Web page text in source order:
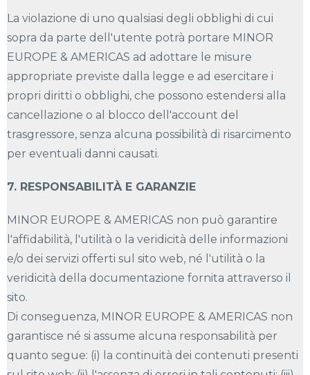
La violazione di uno qualsiasi degli obblighi di cui
sopra da parte dell'utente potrà portare MINOR
EUROPE & AMERICAS ad adottare le misure
appropriate previste dalla legge e ad esercitare i
propri diritti o obblighi, che possono estendersi alla
cancellazione o al blocco dell'account del
trasgressore, senza alcuna possibilità di risarcimento
per eventuali danni causati.
7. RESPONSABILITÀ E GARANZIE
MINOR EUROPE & AMERICAS non può garantire
l'affidabilità, l'utilità o la veridicità delle informazioni
e/o dei servizi offerti sul sito web, né l'utilità o la
veridicità della documentazione fornita attraverso il
sito.
Di conseguenza, MINOR EUROPE & AMERICAS non
garantisce né si assume alcuna responsabilità per
quanto segue: (i) la continuità dei contenuti presenti